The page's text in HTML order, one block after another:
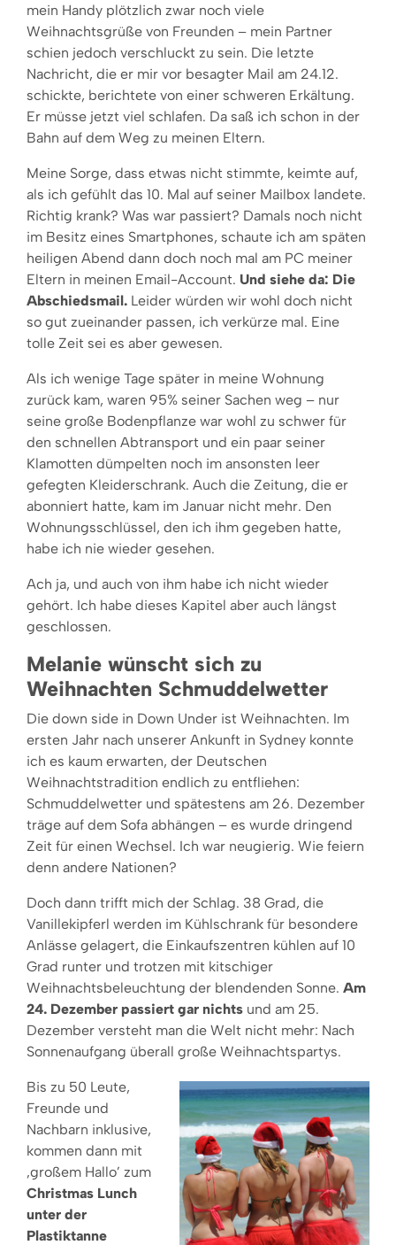
mein Handy plötzlich zwar noch viele
Weihnachtsgrüße von Freunden – mein Partner
schien jedoch verschluckt zu sein. Die letzte
Nachricht, die er mir vor besagter Mail am 24.12.
schickte, berichtete von einer schweren Erkältung.
Er müsse jetzt viel schlafen. Da saß ich schon in der
Bahn auf dem Weg zu meinen Eltern.
Meine Sorge, dass etwas nicht stimmte, keimte auf,
als ich gefühlt das 10. Mal auf seiner Mailbox landete.
Richtig krank? Was war passiert? Damals noch nicht
im Besitz eines Smartphones, schaute ich am späten
heiligen Abend dann doch noch mal am PC meiner
Eltern in meinen Email-Account. Und siehe da: Die
Abschiedsmail. Leider würden wir wohl doch nicht
so gut zueinander passen, ich verkürze mal. Eine
tolle Zeit sei es aber gewesen.
Als ich wenige Tage später in meine Wohnung
zurück kam, waren 95% seiner Sachen weg – nur
seine große Bodenpflanze war wohl zu schwer für
den schnellen Abtransport und ein paar seiner
Klamotten dümpelten noch im ansonsten leer
gefegten Kleiderschrank. Auch die Zeitung, die er
abonniert hatte, kam im Januar nicht mehr. Den
Wohnungsschlüssel, den ich ihm gegeben hatte,
habe ich nie wieder gesehen.
Ach ja, und auch von ihm habe ich nicht wieder
gehört. Ich habe dieses Kapitel aber auch längst
geschlossen.
Melanie wünscht sich zu
Weihnachten Schmuddelwetter
Die down side in Down Under ist Weihnachten. Im
ersten Jahr nach unserer Ankunft in Sydney konnte
ich es kaum erwarten, der Deutschen
Weihnachtstradition endlich zu entfliehen:
Schmuddelwetter und spätestens am 26. Dezember
träge auf dem Sofa abhängen – es wurde dringend
Zeit für einen Wechsel. Ich war neugierig. Wie feiern
denn andere Nationen?
Doch dann trifft mich der Schlag. 38 Grad, die
Vanillekipferl werden im Kühlschrank für besondere
Anlässe gelagert, die Einkaufszentren kühlen auf 10
Grad runter und trotzen mit kitschiger
Weihnachtsbeleuchtung der blendenden Sonne. Am
24. Dezember passiert gar nichts und am 25.
Dezember versteht man die Welt nicht mehr: Nach
Sonnenaufgang überall große Weihnachtspartys.
Bis zu 50 Leute,
Freunde und
Nachbarn inklusive,
kommen dann mit
‚großem Hallo’ zum
Christmas Lunch
unter der
Plastiktanne